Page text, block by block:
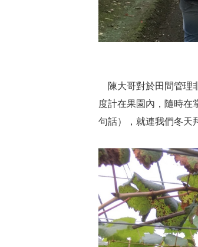
陳大哥對於田間管理
度計在果園內，隨時在
句話），就連我們冬天